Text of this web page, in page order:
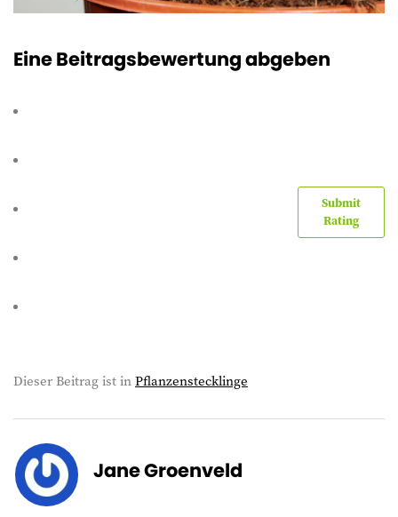
Eine Beitragsbewertung abgeben
Submit
Rating
Dieser Beitrag ist inPflanzenstecklinge
Jane Groenveld